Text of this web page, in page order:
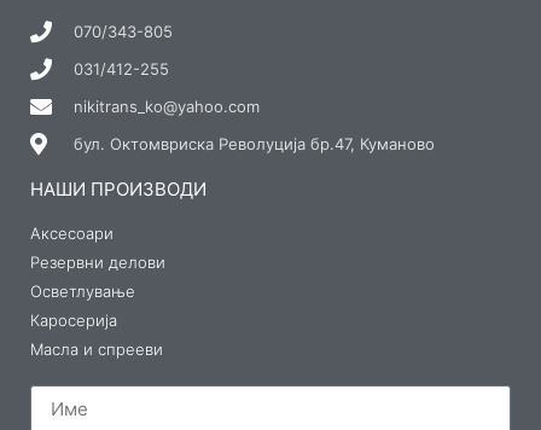
070/343-805
031/412-255
nikitrans_ko@yahoo.com
бул. Октомвриска Револуција бр.47, Куманово
НАШИ ПРОИЗВОДИ
Аксесоари
Резервни делови
Осветлување
Каросерија
Масла и спрееви